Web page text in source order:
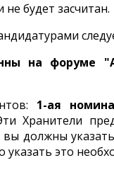
будет засчитан.
на форуме
1-ая
Хранители
вы должны
указать это